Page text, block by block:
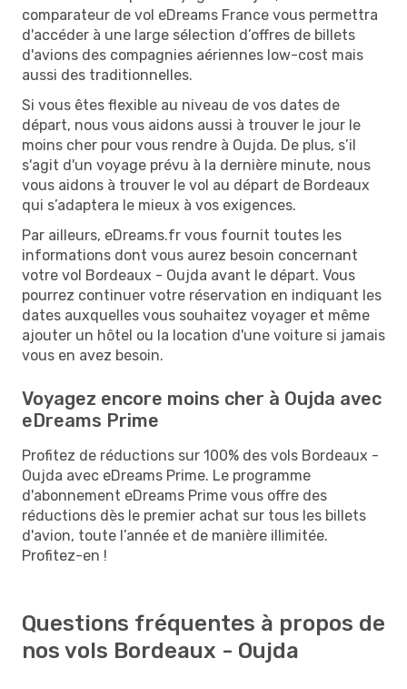
comparateur de vol eDreams France vous permettra
d'accéder à une large sélection d’offres de billets
d'avions des compagnies aériennes low-cost mais
aussi des traditionnelles.
Si vous êtes flexible au niveau de vos dates de
départ, nous vous aidons aussi à trouver le jour le
moins cher pour vous rendre à Oujda. De plus, s’il
s'agit d'un voyage prévu à la dernière minute, nous
vous aidons à trouver le vol au départ de Bordeaux
qui s’adaptera le mieux à vos exigences.
Par ailleurs, eDreams.fr vous fournit toutes les
informations dont vous aurez besoin concernant
votre vol Bordeaux - Oujda avant le départ. Vous
pourrez continuer votre réservation en indiquant les
dates auxquelles vous souhaitez voyager et même
ajouter un hôtel ou la location d'une voiture si jamais
vous en avez besoin.
Voyagez encore moins cher à Oujda avec
eDreams Prime
Profitez de réductions sur 100% des vols Bordeaux -
Oujda avec eDreams Prime. Le programme
d'abonnement eDreams Prime vous offre des
réductions dès le premier achat sur tous les billets
d'avion, toute l’année et de manière illimitée.
Profitez-en !
Questions fréquentes à propos de
nos vols Bordeaux - Oujda